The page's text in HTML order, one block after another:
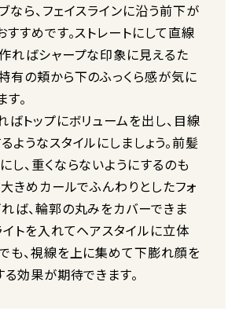
なら、フェイスラインに沿う前下が
すすめです。ストレートにして直線
ればシャープな印象に見えるた
有の頬から下のふっくら感が気に
。
ばトップにボリュームを出し、目線
ようなスタイルにしましょう。前髪
し、重くならないようにするのも
大きめカールでふんわりとしたフォ
ば、輪郭の丸みをカバーできま
イトを入れてヘアスタイルに立体
も、視線を上に集めて下膨れ顔を
る効果が期待できます。